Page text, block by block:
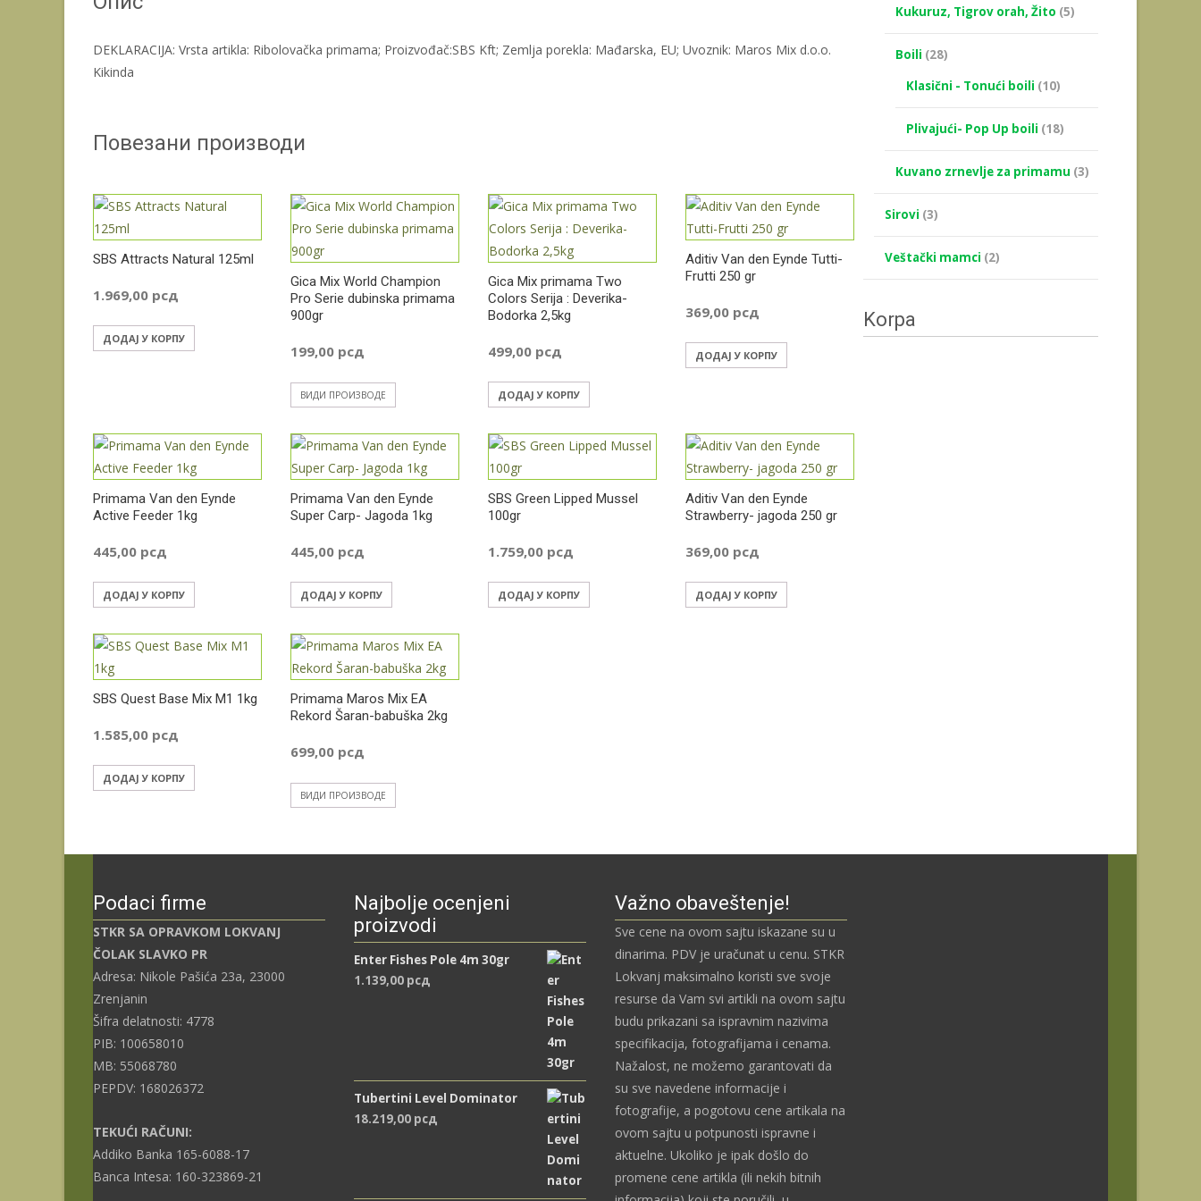
DEKLARACIJA: Vrsta artikla: Ribolovačka primama; Proizvođač:SBS Kft; Zemlja porekla: Mađarska, EU; Uvoznik: Maros Mix d.o.o.
Kikinda
Повезани производи
SBS Attracts Natural 125ml
1.969,00 рсд
ДОДАЈ У КОРПУ
Gica Mix World Champion
Pro Serie dubinska primama
900gr
199,00 рсд
ВИДИ ПРОИЗВОДЕ
Gica Mix primama Two
Colors Serija : Deverika-
Bodorka 2,5kg
499,00 рсд
ДОДАЈ У КОРПУ
Aditiv Van den Eynde Tutti-
Frutti 250 gr
369,00 рсд
ДОДАЈ У КОРПУ
Primama Van den Eynde
Active Feeder 1kg
445,00 рсд
ДОДАЈ У КОРПУ
Primama Van den Eynde
Super Carp- Jagoda 1kg
445,00 рсд
ДОДАЈ У КОРПУ
SBS Green Lipped Mussel
100gr
1.759,00 рсд
ДОДАЈ У КОРПУ
Aditiv Van den Eynde
Strawberry- jagoda 250 gr
369,00 рсд
ДОДАЈ У КОРПУ
SBS Quest Base Mix M1 1kg
1.585,00 рсд
ДОДАЈ У КОРПУ
Primama Maros Mix EA
Rekord Šaran-babuška 2kg
699,00 рсд
ВИДИ ПРОИЗВОДЕ
Kukuruz, Tigrov orah, Žito (5)
Boili (28)
Klasični - Tonući boili (10)
Plivajući- Pop Up boili (18)
Kuvano zrnevlje za primamu (3)
Sirovi (3)
Veštački mamci (2)
Korpa
Podaci firme
STKR SA OPRAVKOM LOKVANJ
ČOLAK SLAVKO PR
Adresa: Nikole Pašića 23a, 23000
Zrenjanin
Šifra delatnosti: 4778
PIB: 100658010
MB: 55068780
PEPDV: 168026372
TEKUĆI RAČUNI:
Addiko Banka 165-6088-17
Banca Intesa: 160-323869-21
Najbolje ocenjeni
proizvodi
Enter Fishes Pole 4m 30gr
1.139,00 рсд
Tubertini Level Dominator
18.219,00 рсд
Važno obaveštenje!
Sve cene na ovom sajtu iskazane su u
dinarima. PDV je uračunat u cenu. STKR
Lokvanj maksimalno koristi sve svoje
resurse da Vam svi artikli na ovom sajtu
budu prikazani sa ispravnim nazivima
specifikacija, fotografijama i cenama.
Nažalost, ne možemo garantovati da
su sve navedene informacije i
fotografije, a pogotovu cene artikala na
ovom sajtu u potpunosti ispravne i
aktuelne. Ukoliko je ipak došlo do
promene cene artikla (ili nekih bitnih